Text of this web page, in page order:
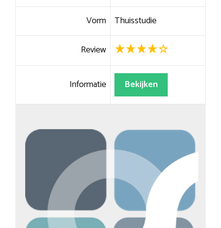
Vorm Thuisstudie
Review
Informatie Bekijken